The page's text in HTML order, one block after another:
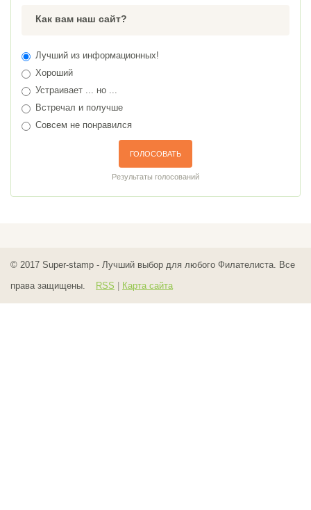
Как вам наш сайт?
Лучший из информационных!
Хороший
Устраивает ... но ...
Встречал и получше
Совсем не понравился
ГОЛОСОВАТЬ
Результаты голосований
© 2017 Super-stamp - Лучший выбор для любого Филателиста. Все
права защищены. RSS | Карта сайта